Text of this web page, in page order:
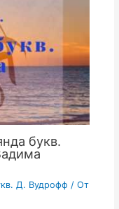
букв.
Д. Вудрофф / От